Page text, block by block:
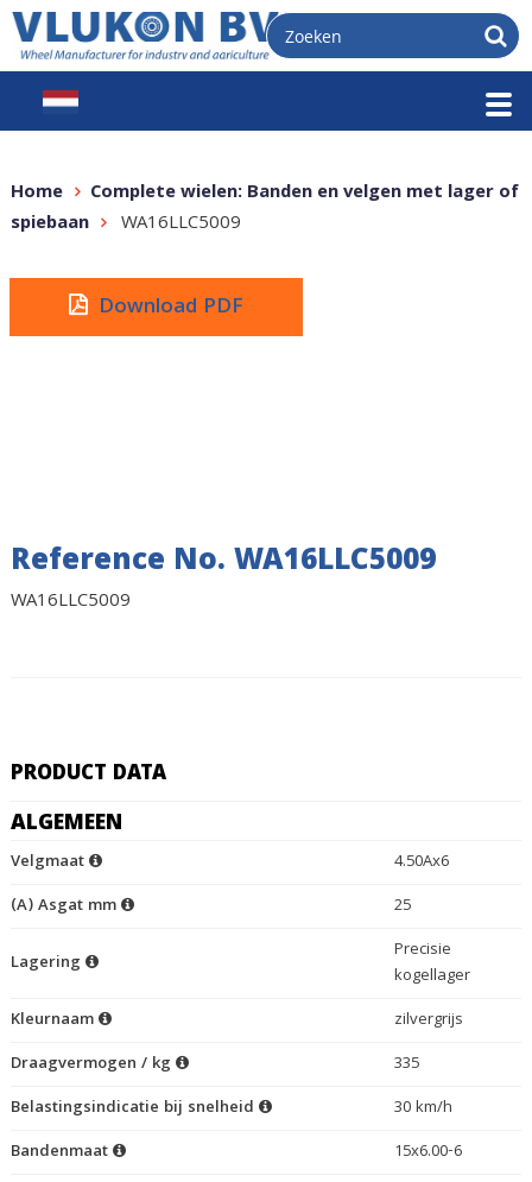
Home
Complete wielen: Banden en velgen met lager of
spiebaan
WA16LLC5009
Download PDF
Reference No. WA16LLC5009
WA16LLC5009
PRODUCT DATA
ALGEMEEN
Velgmaat
4.50Ax6
(A) Asgat mm
25
Lagering
Precisie
kogellager
Kleurnaam
zilvergrijs
Draagvermogen / kg
335
Belastingsindicatie bij snelheid
30 km/h
Bandenmaat
15x6.00-6